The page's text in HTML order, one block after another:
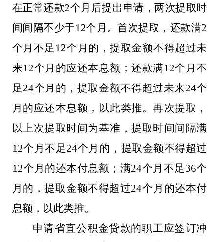
在正常还款2个月后提出申请，两次提取时
间间隔不少于12个月。首次提取，还款满2
个月不足12个月的，提取金额不得超过未
来12个月的应还本息额；还款满12个月不
足24个月的，提取金额不得超过未来24个
月的应还本息额，以此类推。再次提取，
以上次提取时间为基准，提取时间间隔满
12个月不足24个月的，提取金额不得超过
12个月的还本付息额；满24个月不足36个
月的，提取金额不得超过24个月的还本付
息额，以此类推。
申请省直公积金贷款的职工应签订冲